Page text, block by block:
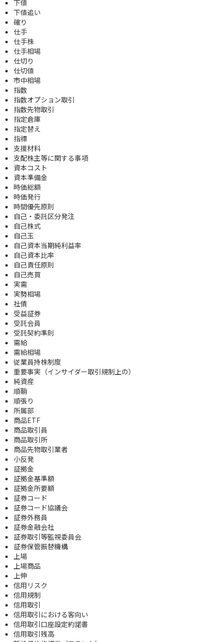
下値
下値追い
確り
仕手
仕手株
仕手相場
仕切り
仕切値
市中相場
指数
指数オプション取引
指数先物取引
指定倉庫
指定替え
指標
支援材料
支配株主等に関する事項
資本コスト
資本準備金
時価総額
時価発行
時間優先原則
自己・委託区分発注
自己株式
自己玉
自己資本当期純利益率
自己資本比率
自己責任原則
自己売買
実需
実勢相場
社債
受益証券
受託会員
受託契約準則
需給
需給相場
従業員持株制度
重要事実（インサイダー取引規制上の）
純資産
順鞘
順張り
所属部
商品ETF
商品取引員
商品取引所
商品先物取引業者
小反発
証拠金
証拠金基準額
証拠金所要額
証券コード
証券コード協議会
証券外務員
証券金融会社
証券取引等監視委員会
証券保管振替機構
上場
上場商品
上伸
信用リスク
信用規制
信用取引
信用取引における客向い
信用取引口座設定約諾書
信用取引残高